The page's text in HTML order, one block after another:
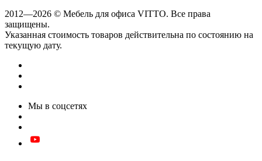
2012—2026 © Мебель для офиса VITTO. Все права
защищены.
Указанная стоимость товаров действительна по состоянию на
текущую дату.
Мы в соцсетях